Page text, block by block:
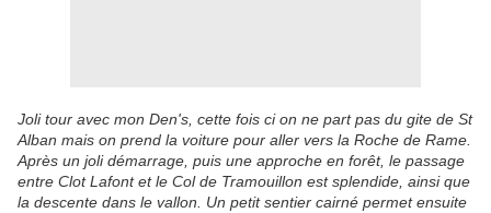
Joli tour avec mon Den's, cette fois ci on ne part pas du gite de St
Alban mais on prend la voiture pour aller vers la Roche de Rame.
Après un joli démarrage, puis une approche en forêt, le passage
entre Clot Lafont et le Col de Tramouillon est splendide, ainsi que
la descente dans le vallon. Un petit sentier cairné permet ensuite